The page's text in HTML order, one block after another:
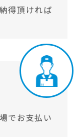
得頂ければ
でお支払い